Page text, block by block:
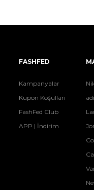
FASHFED
Kampanyalar
Kupon Koşulları
FashFed Club
APP | İndirim